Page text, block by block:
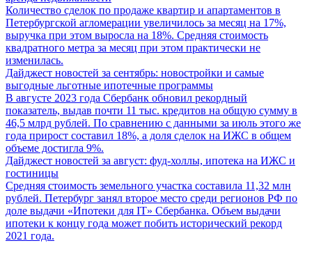
Количество сделок по продаже квартир и апартаментов в
Петербургской агломерации увеличилось за месяц на 17%,
выручка при этом выросла на 18%. Средняя стоимость
квадратного метра за месяц при этом практически не
изменилась.
Дайджест новостей за сентябрь: новостройки и самые
выгодные льготные ипотечные программы
В августе 2023 года Сбербанк обновил рекордный
показатель, выдав почти 11 тыс. кредитов на общую сумму в
46,5 млрд рублей. По сравнению с данными за июль этого же
года прирост составил 18%, а доля сделок на ИЖС в общем
объеме достигла 9%.
Дайджест новостей за август: фуд-холлы, ипотека на ИЖС и
гостиницы
Средняя стоимость земельного участка составила 11,32 млн
рублей. Петербург занял второе место среди регионов РФ по
доле выдачи «Ипотеки для IT» Сбербанка. Объем выдачи
ипотеки к концу года может побить исторический рекорд
2021 года.